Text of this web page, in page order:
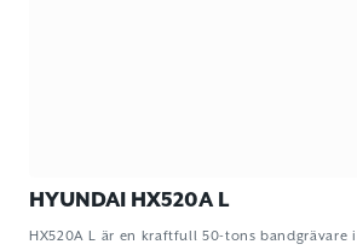
HYUNDAI HX520A L
HX520A L är en kraftfull 50-tons bandgrävare